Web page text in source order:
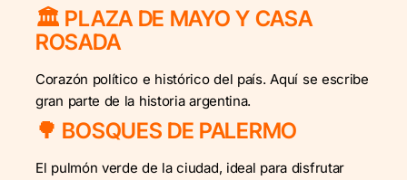
🏛️ PLAZA DE MAYO Y CASA
ROSADA
Corazón político e histórico del país. Aquí se escribe
gran parte de la historia argentina.
🌳 BOSQUES DE PALERMO
El pulmón verde de la ciudad, ideal para disfrutar